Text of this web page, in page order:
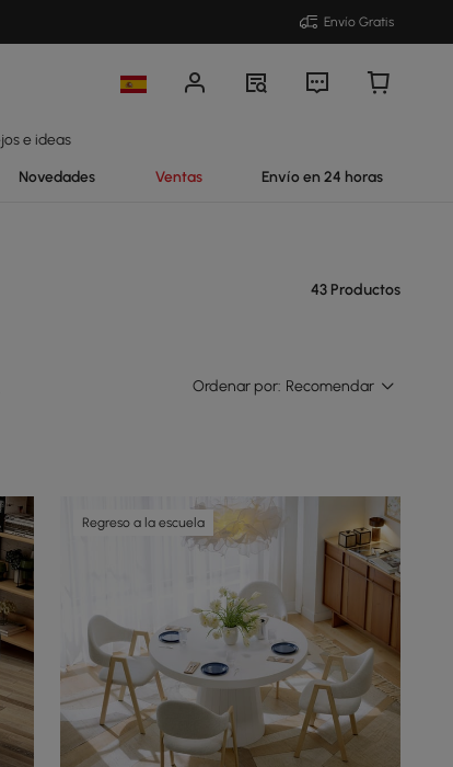
Envío Gratis
e ideas
Novedades Ventas Envío en 24 horas
43 Productos
Ordenar por: Recomendar
Regreso a la escuela